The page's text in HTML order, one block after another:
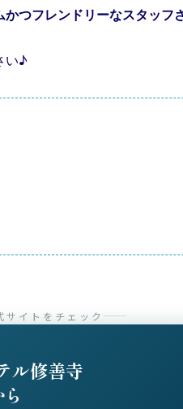
かつフレンドリーなスタッフ
い♪
サイトをチェック
ル修善寺